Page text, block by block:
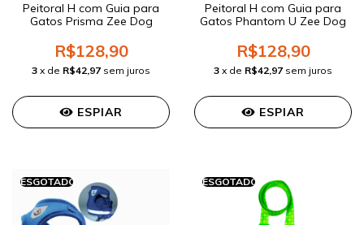
Peitoral H com Guia para
Gatos Prisma Zee Dog
R$128,90
3 x de R$42,97 sem juros
ESPIAR
Peitoral H com Guia para
Gatos Phantom U Zee Dog
R$128,90
3 x de R$42,97 sem juros
ESPIAR
ESGOTADO ESGOTADO